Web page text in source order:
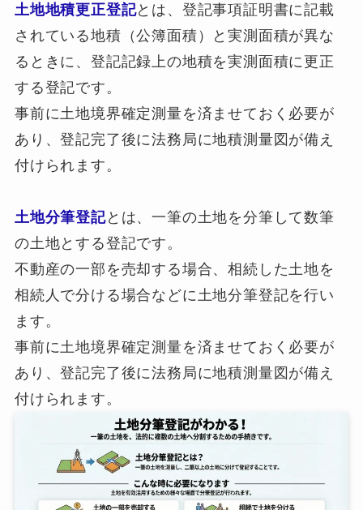
土地地積更正登記とは、登記事項証明書に記載
されている地積（公簿面積）と実測面積が異な
るときに、登記記録上の地積を実測面積に更正
する登記です。
事前に土地境界確定測量を済ませておく必要が
あり、登記完了後に法務局に地積測量図が備え
付けられます。
土地分筆登記とは、一筆の土地を分筆して数筆
の土地とする登記です。
不動産の一部を売却する場合、相続した土地を
相続人で分ける場合などに土地分筆登記を行い
ます。
事前に土地境界確定測量を済ませておく必要が
あり、登記完了後に法務局に地積測量図が備え
付けられます。